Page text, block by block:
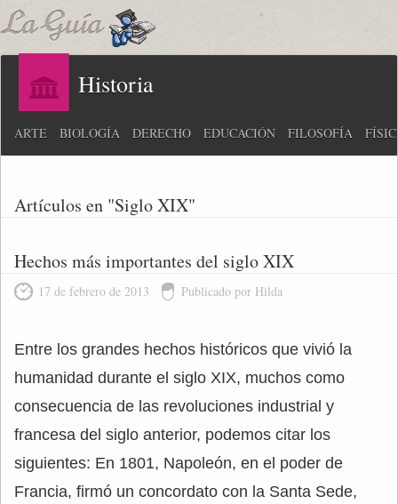
Historia
ARTE BIOLOGÍA DERECHO EDUCACIÓN FILOSOFÍA
Artículos en "Siglo XIX"
Hechos más importantes del siglo XIX
17 de febrero de 2013 Publicado por Hilda
Entre los grandes hechos históricos que vivió la
humanidad durante el siglo XIX, muchos como
consecuencia de las revoluciones industrial y
francesa del siglo anterior, podemos citar los
siguientes: En 1801, Napoleón, en el poder de
Francia, firmó un concordato con la Santa Sede,